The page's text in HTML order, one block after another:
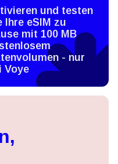
und testen
Ihre eSIM zu
mit 100 MB
- nur
Voye